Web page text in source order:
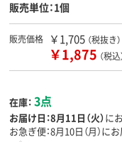
販売単位：1個
販売価格 ￥1,705 （税抜き）
￥1,875 （税込
在庫： 3点
お届け日：8月11日（火）に
お急ぎ便：8月10日（月）に